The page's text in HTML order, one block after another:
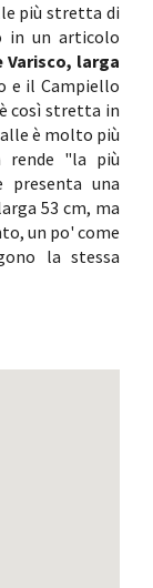
più stretta di
in un articolo
Varisco, larga
e il Campiello
così stretta in
è molto più
rende "la più
una
53 cm, ma
un po' come
la stessa